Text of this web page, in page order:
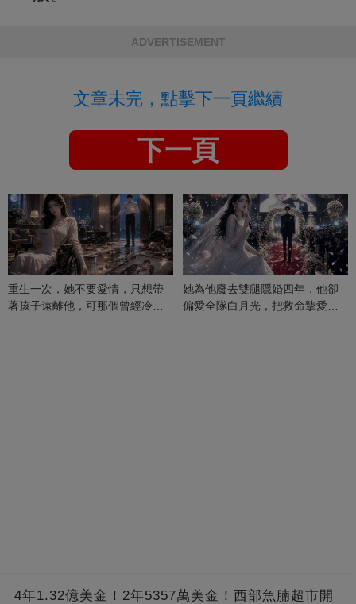
ADVERTISEMENT
文章未完，點擊下一頁繼續
下一頁
重生一次，她不要愛情，只想帶
著孩子遠離他，可那個曾經冷漠
她為他廢去雙腿隱婚四年，他卻
偏愛全隊白月光，把救命摯愛當
4年1.32億美金！2年5357萬美金！西部魚腩超市開